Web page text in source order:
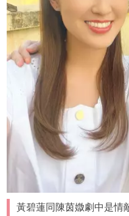
黃碧蓮同陳茵媺劇中是情